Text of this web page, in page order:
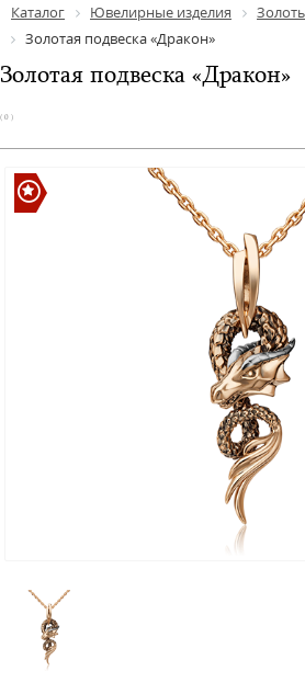
Каталог Ювелирные изделия
Золотая подвеска «Дракон»
Золотая подвеска «Дракон»
( 0 )